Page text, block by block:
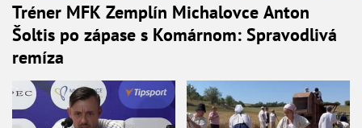
Tréner MFK Zemplín Michalovce Anton
Šoltis po zápase s Komárnom: Spravodlivá
remíza